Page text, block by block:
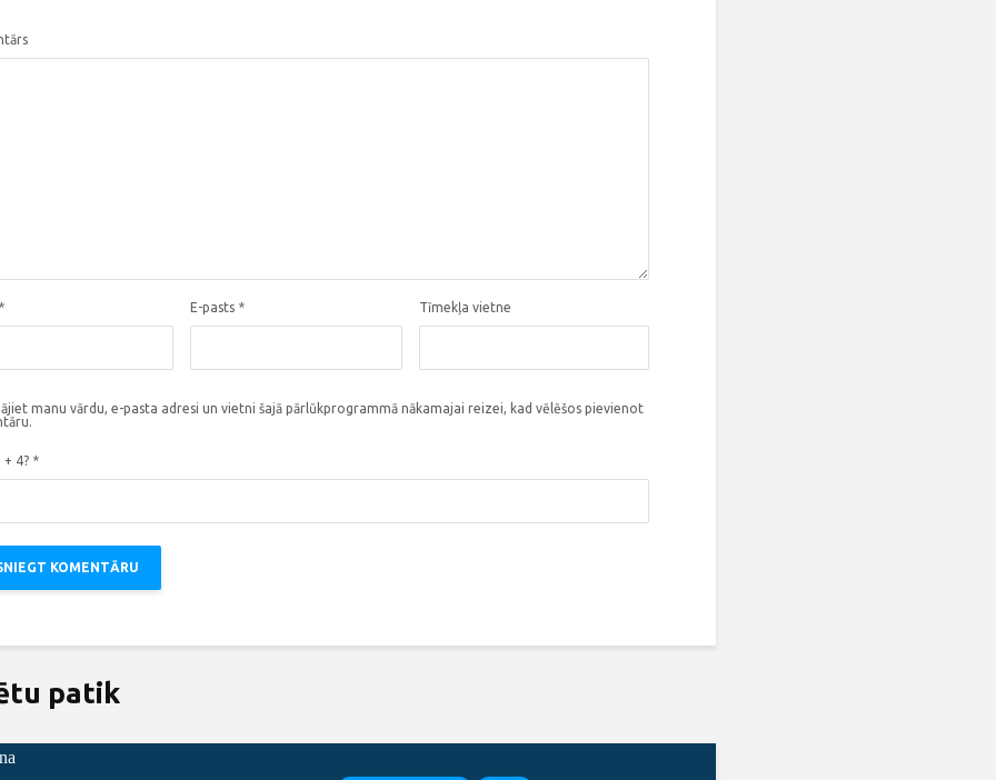
E-pasts * Tīmekļa vietne
manu vārdu, e-pasta adresi un vietni šajā pārlūkprogrammā nākamajai reizei, kad vēlēšos pievienot
+ 4? *
patik